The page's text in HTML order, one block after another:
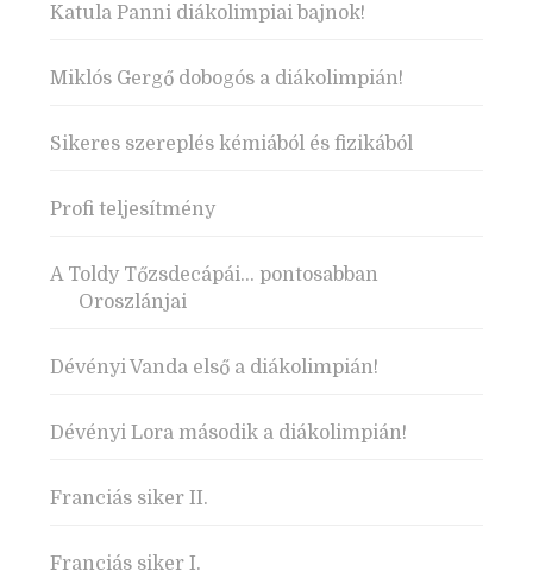
Katula Panni diákolimpiai bajnok!
Miklós Gergő dobogós a diákolimpián!
Sikeres szereplés kémiából és fizikából
Profi teljesítmény
A Toldy Tőzsdecápái… pontosabban
Oroszlánjai
Dévényi Vanda első a diákolimpián!
Dévényi Lora második a diákolimpián!
Franciás siker II.
Franciás siker I.